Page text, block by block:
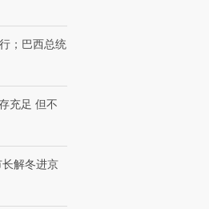
种
三对
CFO：不靠规模取胜，华
住三大增长引擎是什么？
；巴西总统
充足 但不
解冬进京